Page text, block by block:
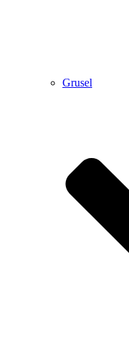
Grusel